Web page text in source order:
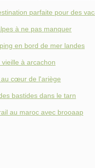
parfaite pour des
à ne pas manquer
en bord de mer landes
à arcachon
au cœur de l'ariège
bastides dans le tarn
au maroc avec brooaap